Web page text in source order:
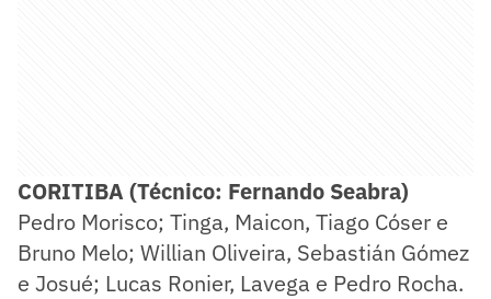
CORITIBA (Técnico: Fernando Seabra)
Pedro Morisco; Tinga, Maicon, Tiago Cóser e
Bruno Melo; Willian Oliveira, Sebastián Gómez
e Josué; Lucas Ronier, Lavega e Pedro Rocha.